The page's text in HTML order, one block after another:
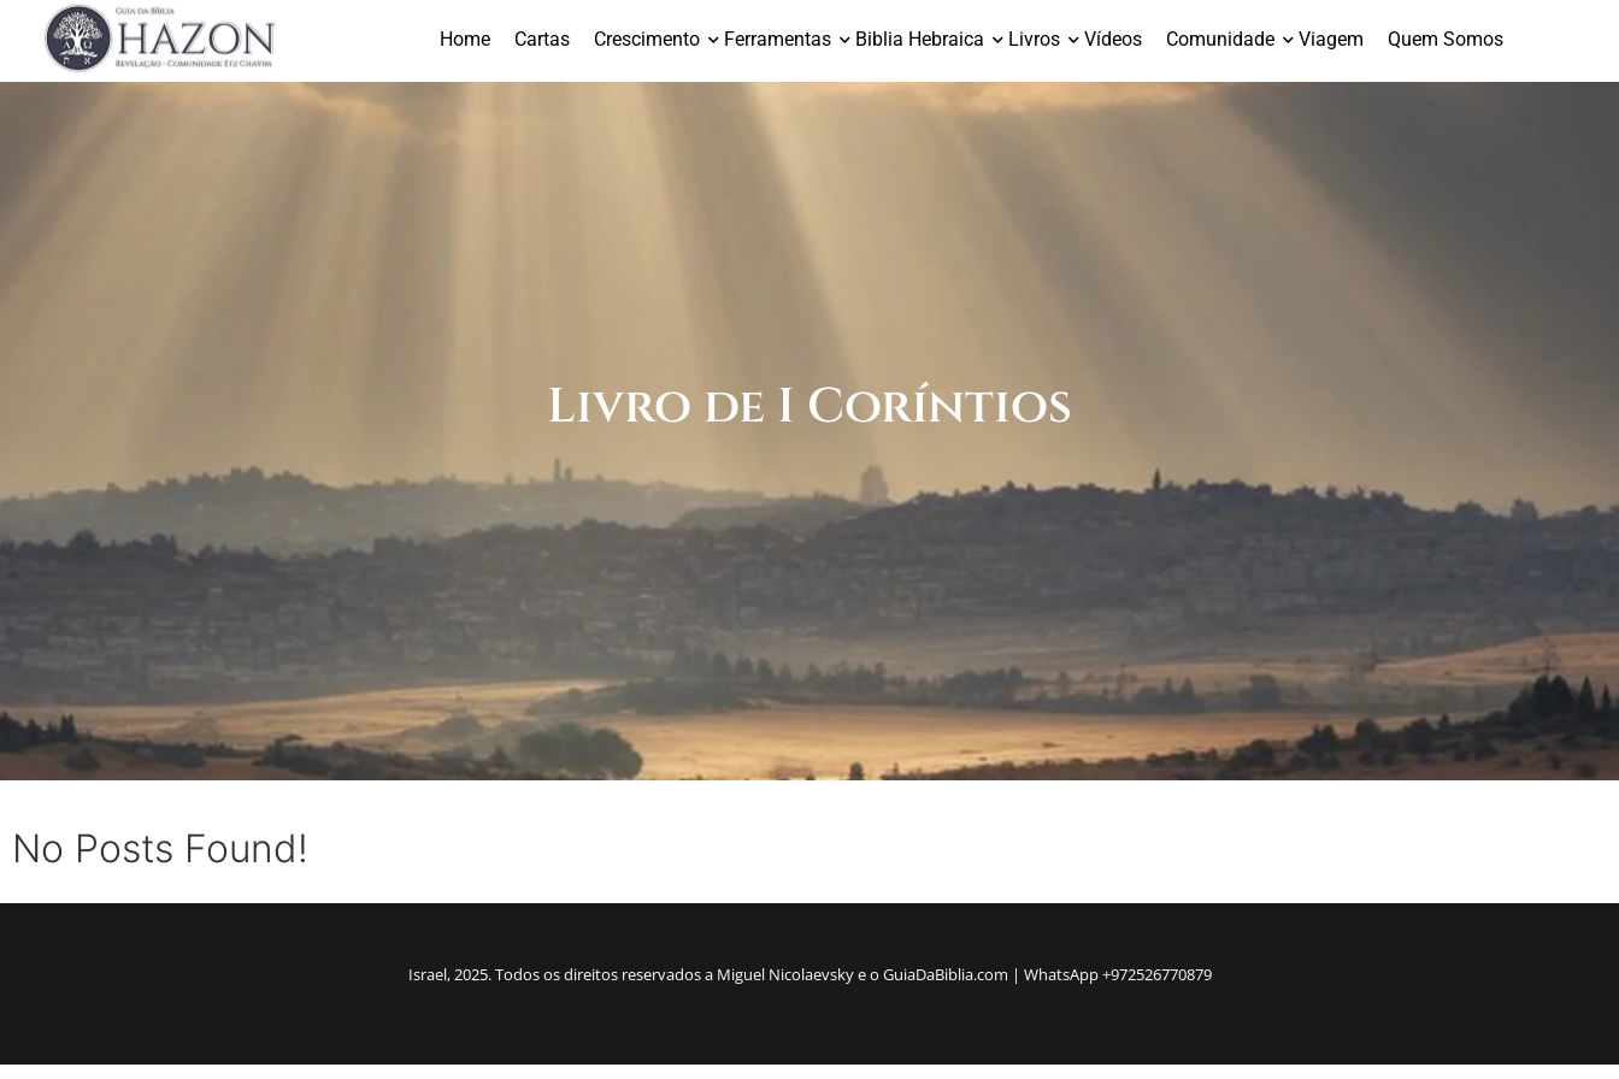
Home Cartas Crescimento Ferramentas Biblia Hebraica Livros Vídeos Comunidade Viagem Quem Somos
Livro de I Coríntios
No Posts Found!
Israel, 2025. Todos os direitos reservados a Miguel Nicolaevsky e o GuiaDaBiblia.com | WhatsApp +972526770879